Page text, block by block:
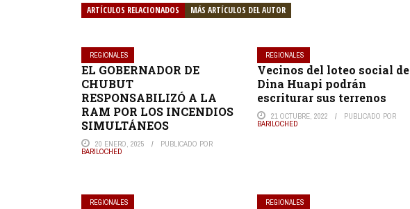
ARTÍCULOS RELACIONADOS MÁS ARTÍCULOS DEL AUTOR
REGIONALES
EL GOBERNADOR DE
CHUBUT
RESPONSABILIZÓ A LA
RAM POR LOS INCENDIOS
SIMULTÁNEOS
20 ENERO, 2025 PUBLICADO POR
BARILOCHED
REGIONALES
Vecinos del loteo social de
Dina Huapi podrán
escriturar sus terrenos
21 OCTUBRE, 2022 PUBLICADO POR
BARILOCHED
REGIONALES REGIONALES